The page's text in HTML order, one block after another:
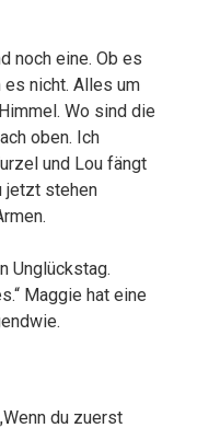
noch eine. Ob es
nicht. Alles um
Wo sind die
oben. Ich
und Lou fängt
jetzt stehen
Unglückstag.
Maggie hat eine
du zuerst